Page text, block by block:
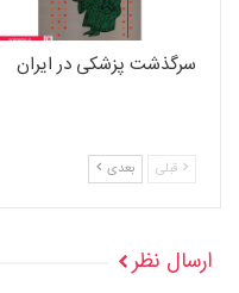
سرگذشت پزشکی در ایران
قبلی بعدی
ارسال نظر